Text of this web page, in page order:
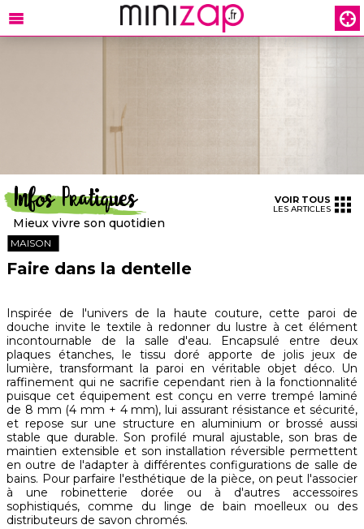
Infos Pratiques
Mieux vivre son quotidien
VOIR TOUS
LES ARTICLES
MAISON
Faire dans la dentelle
Inspirée de l'univers de la haute couture, cette paroi de
douche invite le textile à redonner du lustre à cet élément
incontournable de la salle d'eau. Encapsulé entre deux
plaques étanches, le tissu doré apporte de jolis jeux de
lumière, transformant la paroi en véritable objet déco. Un
raffinement qui ne sacrifie cependant rien à la fonctionnalité
puisque cet équipement est conçu en verre trempé laminé
de 8 mm (4 mm + 4 mm), lui assurant résistance et sécurité,
et repose sur une structure en aluminium or brossé aussi
stable que durable. Son profilé mural ajustable, son bras de
maintien extensible et son installation réversible permettent
en outre de l'adapter à différentes configurations de salle de
bains. Pour parfaire l'esthétique de la pièce, on peut l'associer
à une robinetterie dorée ou à d'autres accessoires
sophistiqués, comme du linge de bain moelleux ou des
distributeurs de savon chromés.